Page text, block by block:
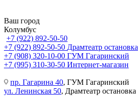
Ваш город
Колумбус
+7 (922) 892-50-50
+7 (922) 892-50-50 Драмтеатр остановка
+7 (908) 320-10-00 ГУМ Гагаринский
+7 (995) 310-30-50 Интернет-магазин
пр. Гагарина 40, ГУМ Гагаринский
ул. Ленинская 50, Драмтеатр остановка